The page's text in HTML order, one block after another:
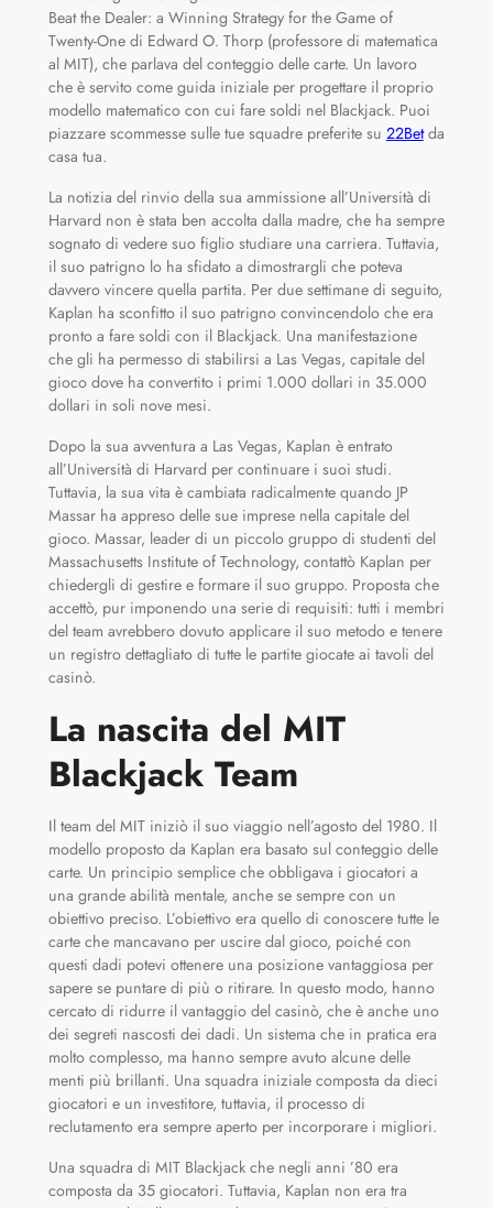
Beat the Dealer: a Winning Strategy for the Game of
Twenty-One di Edward O. Thorp (professore di matematica
al MIT), che parlava del conteggio delle carte. Un lavoro
che è servito come guida iniziale per progettare il proprio
modello matematico con cui fare soldi nel Blackjack. Puoi
piazzare scommesse sulle tue squadre preferite su 22Betda
casa tua.
La notizia del rinvio della sua ammissione all’Università di
Harvard non è stata ben accolta dalla madre, che ha sempre
sognato di vedere suo figlio studiare una carriera. Tuttavia,
il suo patrigno lo ha sfidato a dimostrargli che poteva
davvero vincere quella partita. Per due settimane di seguito,
Kaplan ha sconfitto il suo patrigno convincendolo che era
pronto a fare soldi con il Blackjack. Una manifestazione
che gli ha permesso di stabilirsi a Las Vegas, capitale del
gioco dove ha convertito i primi 1.000 dollari in 35.000
dollari in soli nove mesi.
Dopo la sua avventura a Las Vegas, Kaplan è entrato
all’Università di Harvard per continuare i suoi studi.
Tuttavia, la sua vita è cambiata radicalmente quando JP
Massar ha appreso delle sue imprese nella capitale del
gioco. Massar, leader di un piccolo gruppo di studenti del
Massachusetts Institute of Technology, contattò Kaplan per
chiedergli di gestire e formare il suo gruppo. Proposta che
accettò, pur imponendo una serie di requisiti: tutti i membri
del team avrebbero dovuto applicare il suo metodo e tenere
un registro dettagliato di tutte le partite giocate ai tavoli del
casinò.
La nascita del MIT
Blackjack Team
Il team del MIT iniziò il suo viaggio nell’agosto del 1980. Il
modello proposto da Kaplan era basato sul conteggio delle
carte. Un principio semplice che obbligava i giocatori a
una grande abilità mentale, anche se sempre con un
obiettivo preciso. L’obiettivo era quello di conoscere tutte le
carte che mancavano per uscire dal gioco, poiché con
questi dadi potevi ottenere una posizione vantaggiosa per
sapere se puntare di più o ritirare. In questo modo, hanno
cercato di ridurre il vantaggio del casinò, che è anche uno
dei segreti nascosti dei dadi. Un sistema che in pratica era
molto complesso, ma hanno sempre avuto alcune delle
menti più brillanti. Una squadra iniziale composta da dieci
giocatori e un investitore, tuttavia, il processo di
reclutamento era sempre aperto per incorporare i migliori.
Una squadra di MIT Blackjack che negli anni ’80 era
composta da 35 giocatori. Tuttavia, Kaplan non era tra